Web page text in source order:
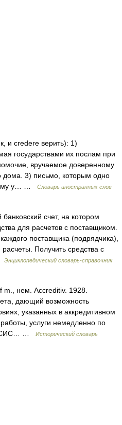
и credere верить): 1)
государствами их послам при
вручаемое доверенному
дома. 3) письмо, которым одно
у… …
Словарь иностранных слов
счет, на котором
для расчетов с поставщиком.
поставщика (подрядчика),
Получить средства с
Энциклопедический словарь-справочник
нем. Accreditiv. 1928.
дающий возможность
указанных в аккредитивном
услуги немедленно по
СИС… …
Исторический словарь